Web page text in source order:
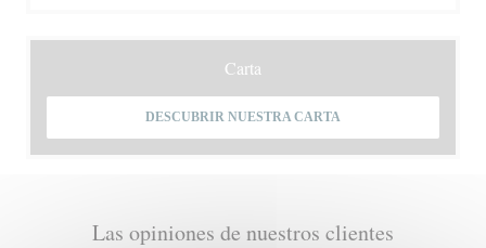
Las opiniones de nuestros clientes
Carta
DESCUBRIR NUESTRA CARTA